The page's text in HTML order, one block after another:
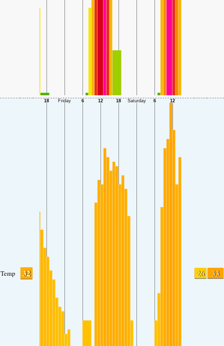
Temp 32 26 33